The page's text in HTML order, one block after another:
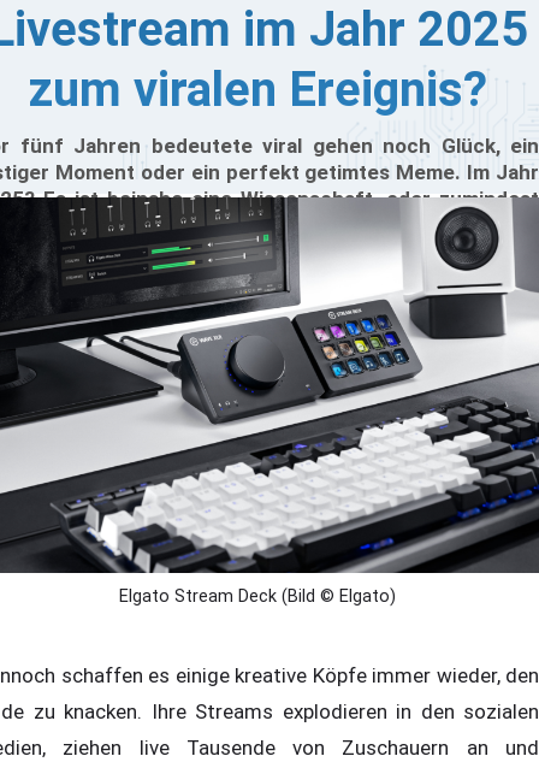
im Jahr 2025
zum viralen Ereignis?
fünf Jahren bedeutete viral gehen noch Glück, ein
Moment oder ein perfekt getimtes Meme. Im Jahr
Es ist beinahe eine Wissenschaft, oder zumindest
Strategie. Live-Streaming hat sich zu einem Spiel mit
Einsatz entwickelt, bei dem Timing, Technik und
zusammenkommen. Die Plattformen haben sich
das Zuschauerverhalten hat sich
und die Konkurrenz? Unbarmherzig.
Elgato Stream Deck (Bild © Elgato)
schaffen es einige kreative Köpfe immer wieder, den
zu knacken. Ihre Streams explodieren in den sozialen
ziehen live Tausende von Zuschauern an und